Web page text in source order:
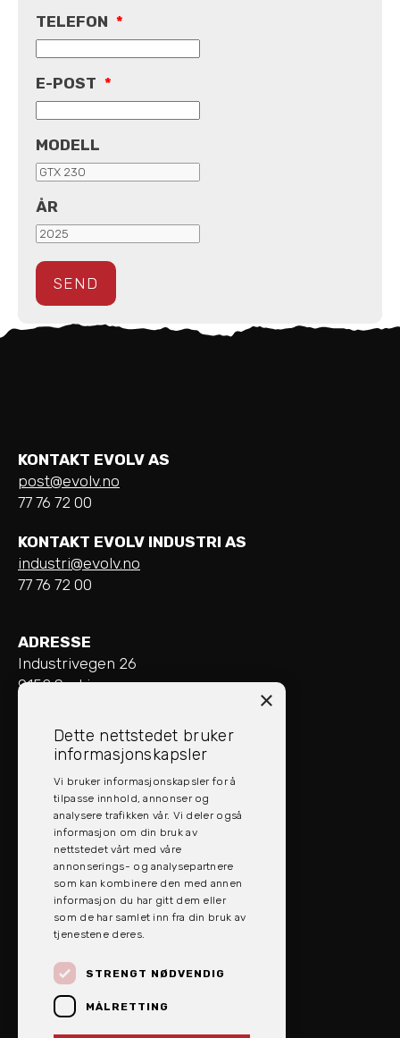
TELEFON *
E-POST *
MODELL
ÅR
KONTAKT EVOLV AS
post@evolv.no
77 76 72 00
KONTAKT EVOLV INDUSTRI AS
industri@evolv.no
77 76 72 00
ADRESSE
Industrivegen 26
9152 Sørkjosen
Mandag - Fredag: 08:00 - 16:00
SOCIAL MEDIA
×
Dette nettstedet bruker
informasjonskapsler
Vi bruker informasjonskapsler for å
tilpasse innhold, annonser og
analysere trafikken vår. Vi deler også
informasjon om din bruk av
nettstedet vårt med våre
annonserings- og analysepartnere
som kan kombinere den med annen
informasjon du har gitt dem eller
som de har samlet inn fra din bruk av
tjenestene deres.
STRENGT NØDVENDIG
MÅLRETTING